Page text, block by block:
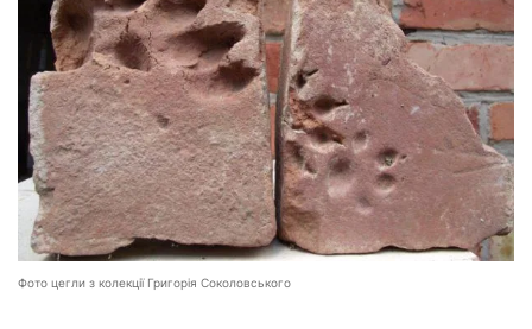
Фото цегли з колекції Григорія Соколовського